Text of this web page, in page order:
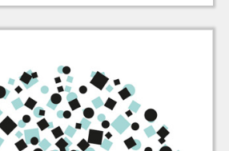
hinzugefügt.